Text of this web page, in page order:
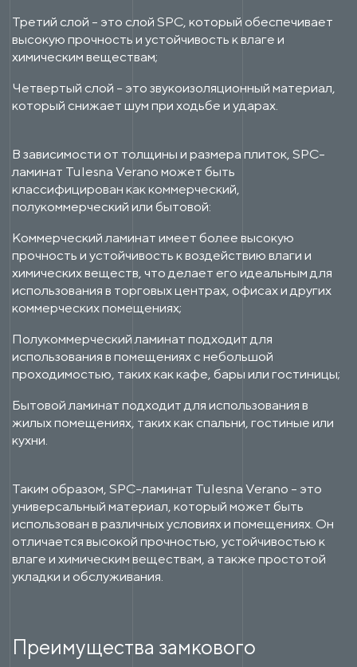
Третий слой - это слой SPC, который обеспечивает
высокую прочность и устойчивость к влаге и
химическим веществам;
Четвертый слой - это звукоизоляционный материал,
который снижает шум при ходьбе и ударах.
В зависимости от толщины и размера плиток, SPC-
ламинат Tulesna Verano может быть
классифицирован как коммерческий,
полукоммерческий или бытовой:
Коммерческий ламинат имеет более высокую
прочность и устойчивость к воздействию влаги и
химических веществ, что делает его идеальным для
использования в торговых центрах, офисах и других
коммерческих помещениях;
Полукоммерческий ламинат подходит для
использования в помещениях с небольшой
проходимостью, таких как кафе, бары или гостиницы;
Бытовой ламинат подходит для использования в
жилых помещениях, таких как спальни, гостиные или
кухни.
Таким образом, SPC-ламинат Tulesna Verano - это
универсальный материал, который может быть
использован в различных условиях и помещениях. Он
отличается высокой прочностью, устойчивостью к
влаге и химическим веществам, а также простотой
укладки и обслуживания.
Преимущества замкового